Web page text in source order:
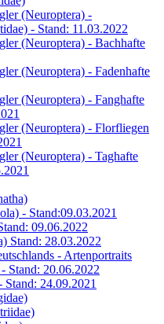
(Neuroptera) -
- Stand: 11.03.2022
(Neuroptera) - Bachhafte
(Neuroptera) - Fadenhafte
(Neuroptera) - Fanghafte
(Neuroptera) - Florfliegen
(Neuroptera) - Taghafte
- Stand:09.03.2021
09.06.2022
Stand: 28.03.2022
- Artenportraits
Stand: 20.06.2022
Stand: 24.09.2021